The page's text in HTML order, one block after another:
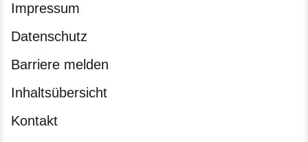
Impressum
Datenschutz
Barriere melden
Inhaltsübersicht
Kontakt